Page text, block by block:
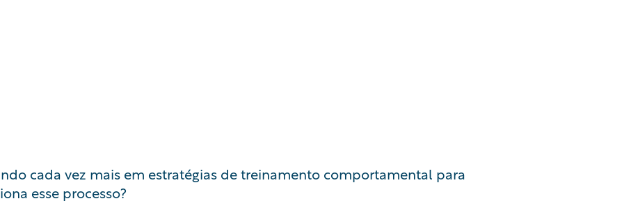
cada vez mais em estratégias de treinamento comportamental para
esse processo?